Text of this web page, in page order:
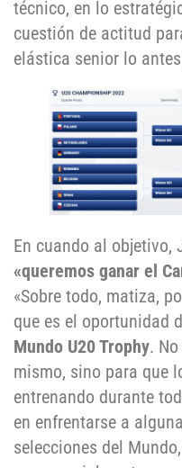
técnico, en lo
cuestión de actitud
elástica senior lo
En cuando al objetivo,
«queremos ganar el
«Sobre todo, matiza,
que es el oportunidad
Mundo U20 Trophy.
mismo, sino para que
entrenando durante
en enfrentarse a
selecciones del